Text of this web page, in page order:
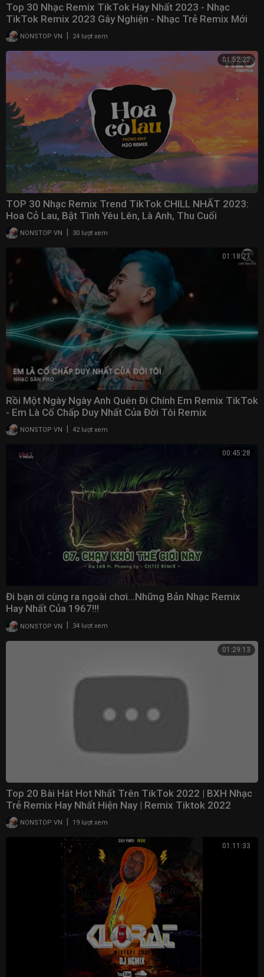
Top 30 Nhạc Remix TikTok Hay Nhất 2023 - Nhạc
TikTok Remix 2023 Gây Nghiện - Nhạc Trẻ Remix Mới
NhấtNONSTOP VN 24 lượt xem
01:52:22
TOP 30 Nhạc Remix Trend TikTok CHILL NHẤT 2023:
Hoa Cỏ Lau, Bật Tình Yêu Lên, Là Anh, Thu Cuối
NONSTOP VN 30 lượt xem
01:18:27
Rồi Một Ngày Ngày Anh Quên Đi Chính Em Remix TikTok
- Em Là Cố Chấp Duy Nhất Của Đời Tôi Remix
NONSTOP VN 42 lượt xem
00:45:28
Đi bạn ơi cùng ra ngoài chơi…Những Bản Nhạc Remix
Hay Nhất Của 1967!!!
NONSTOP VN 34 lượt xem
01:29:13
Top 20 Bài Hát Hot Nhất Trên TikTok 2022 | BXH Nhạc
Trẻ Remix Hay Nhất Hiện Nay | Remix Tiktok 2022
NONSTOP VN 19 lượt xem
01:11:33